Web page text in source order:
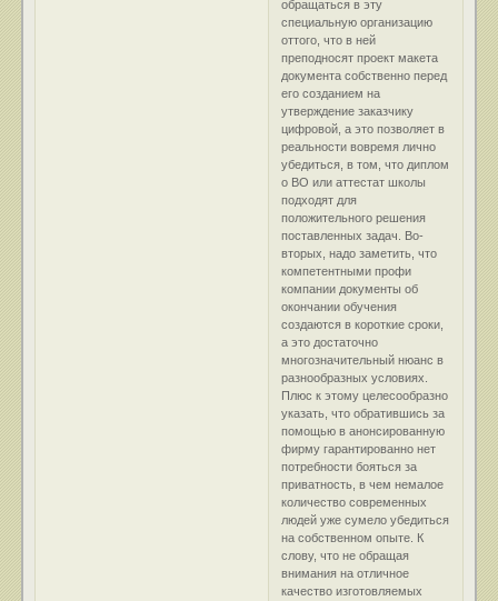
обращаться в эту
специальную организацию
оттого, что в ней
преподносят проект макета
документа собственно перед
его созданием на
утверждение заказчику
цифровой, а это позволяет в
реальности вовремя лично
убедиться, в том, что диплом
о ВО или аттестат школы
подходят для
положительного решения
поставленных задач. Во-
вторых, надо заметить, что
компетентными профи
компании документы об
окончании обучения
создаются в короткие сроки,
а это достаточно
многозначительный нюанс в
разнообразных условиях.
Плюс к этому целесообразно
указать, что обратившись за
помощью в анонсированную
фирму гарантированно нет
потребности бояться за
приватность, в чем немалое
количество современных
людей уже сумело убедиться
на собственном опыте. К
слову, что не обращая
внимания на отличное
качество изготовляемых